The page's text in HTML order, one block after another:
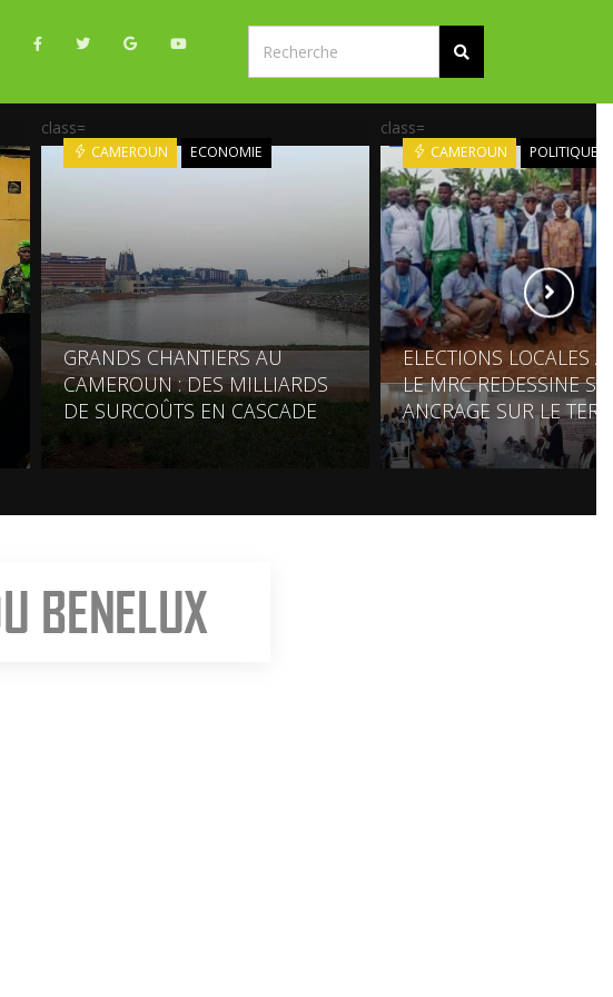
class=
CAMEROUN ECONOMIE
GRANDS CHANTIERS AU
CAMEROUN : DES MILLIARDS
DE SURCOÛTS EN CASCADE
class=
CAMEROUN POLITIQUE
ELECTIONS LOCALES À
LE MRC REDESSINE
ANCRAGE SUR LE